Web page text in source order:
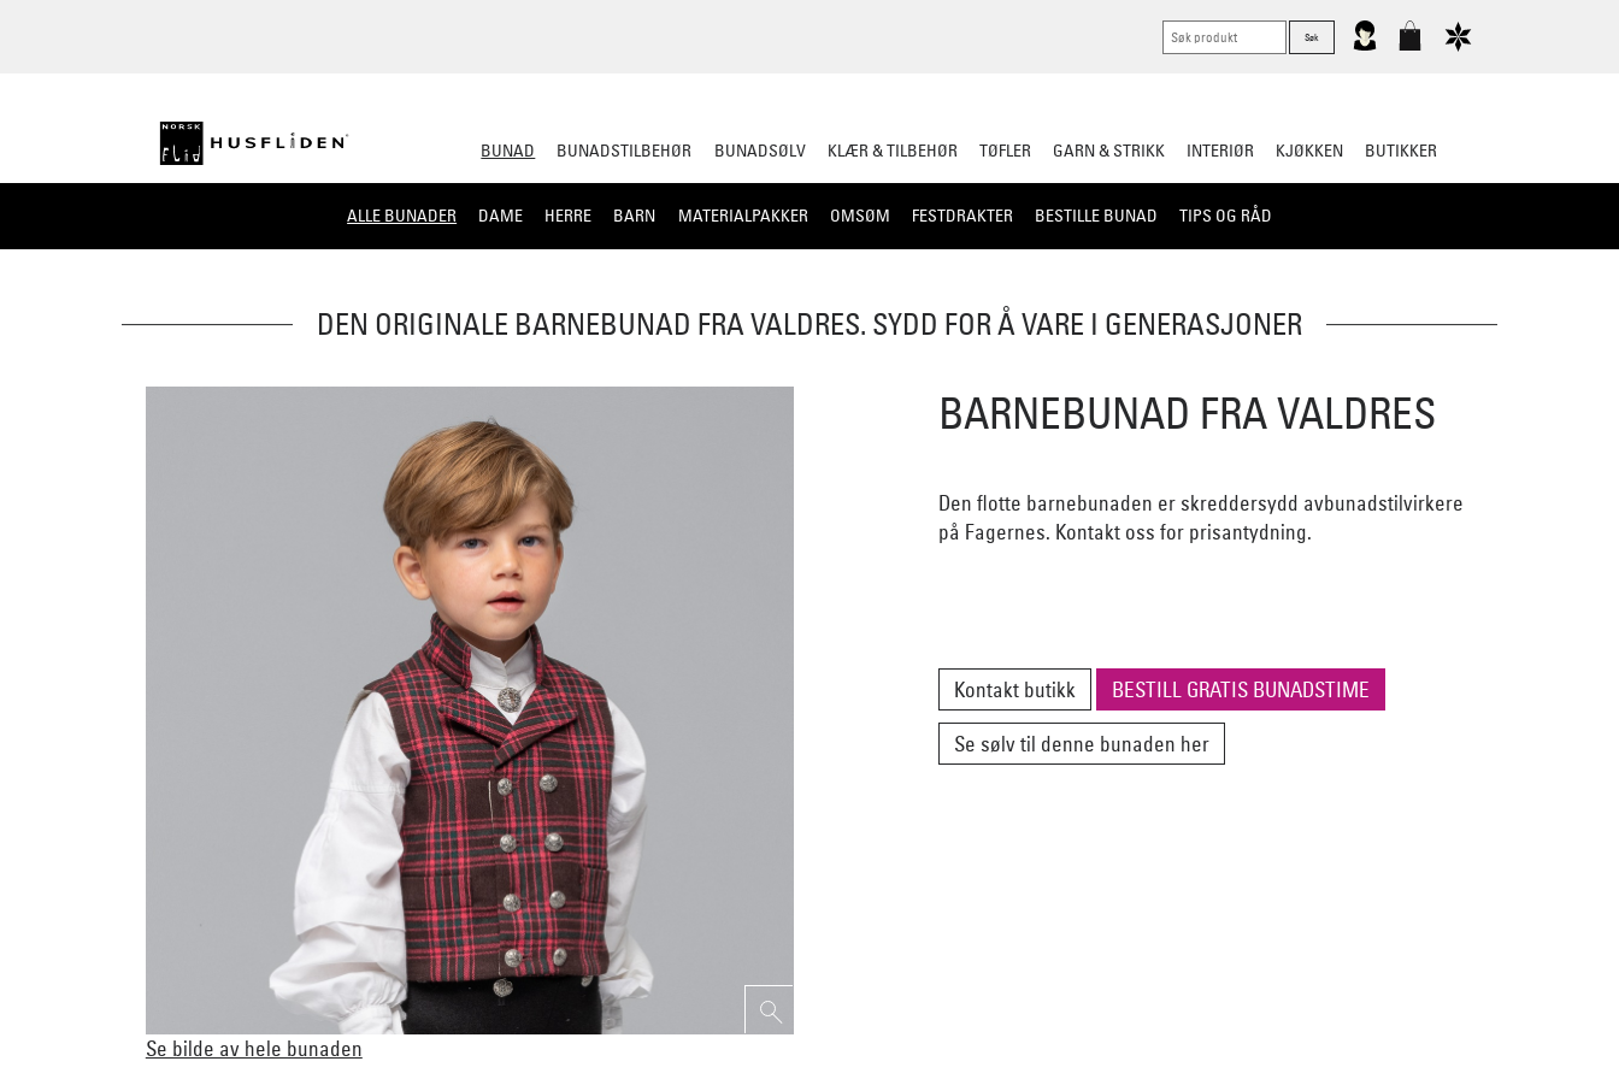
BUNAD
ALLE BUNADER DAME HERRE BARN MATERIALPAKKER OMSØM FESTDRAKTER BESTILLE BUNAD TIPS OG RÅD
BUNADSTILBEHØR BUNADSØLV KLÆR & TILBEHØR TØFLER GARN & STRIKK INTERIØR KJØKKEN BUTIKKER
DEN ORIGINALE BARNEBUNAD FRA VALDRES. SYDD FOR Å VARE I GENERASJONER
Se bilde av hele bunaden
BARNEBUNAD FRA VALDRES
Den flotte barnebunaden er skreddersydd avbunadstilvirkere
på Fagernes. Kontakt oss for prisantydning.
Kontakt butikk BESTILL GRATIS BUNADSTIME
Se sølv til denne bunaden her